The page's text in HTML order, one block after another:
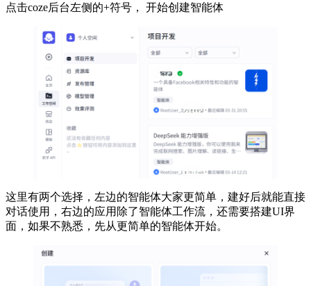
点击coze后台左侧的+符号， 开始创建智能体
这里有两个选择，左边的智能体大家更简单，建好后就能直接
对话使用，右边的应用除了智能体工作流，还需要搭建UI界
面，如果不熟悉，先从更简单的智能体开始。